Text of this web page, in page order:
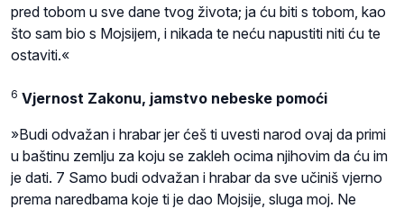
pred tobom u sve dane tvog života; ja ću biti s tobom, kao
što sam bio s Mojsijem, i nikada te neću napustiti niti ću te
ostaviti.«
6 Vjernost Zakonu, jamstvo nebeske pomoći
»Budi odvažan i hrabar jer ćeš ti uvesti narod ovaj da primi
u baštinu zemlju za koju se zakleh ocima njihovim da ću im
je dati. 7 Samo budi odvažan i hrabar da sve učiniš vjerno
prema naredbama koje ti je dao Mojsije, sluga moj. Ne